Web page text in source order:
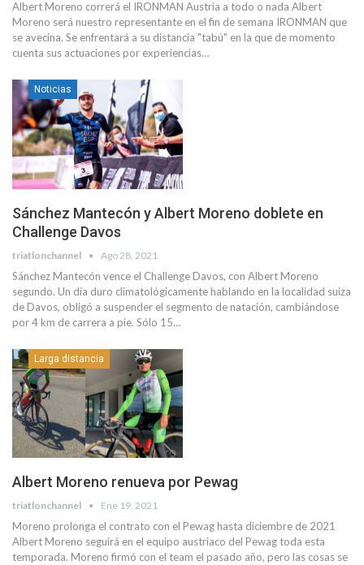
Albert Moreno correrá el IRONMAN Austria a todo o nada Albert
Moreno será nuestro representante en el fin de semana IRONMAN que
se avecina. Se enfrentará a su distancia "tabú" en la que de momento
cuenta sus actuaciones por experiencias…
Noticias
Sánchez Mantecón y Albert Moreno doblete en
Challenge Davos
triatlonchannel Ago 28, 2021
Sánchez Mantecón vence el Challenge Davos, con Albert Moreno
segundo. Un día duro climatológicamente hablando en la localidad suiza
de Davos, obligó a suspender el segmento de natación, cambiándose
por 4 km de carrera a pie. Sólo 15…
Larga distancia
Albert Moreno renueva por Pewag
triatlonchannel Ene 19, 2021
Moreno prolonga el contrato con el Pewag hasta diciembre de 2021
Albert Moreno seguirá en el equipo austriaco del Pewag toda esta
temporada. Moreno firmó con el team el pasado año, pero las cosas se